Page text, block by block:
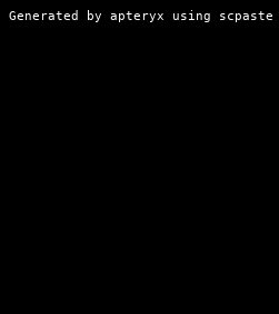
Generated by apteryx using scpaste